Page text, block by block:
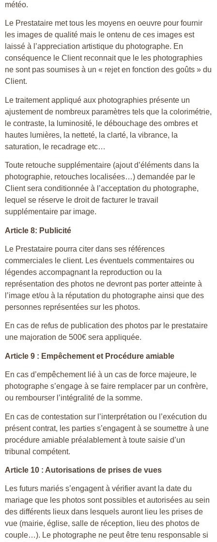
météo.
Le Prestataire met tous les moyens en oeuvre pour fournir
les images de qualité mais le ontenu de ces images est
laissé à l’appreciation artistique du photographe. En
conséquence le Client reconnait que le les photographies
ne sont pas soumises à un « rejet en fonction des goûts » du
Client.
Le traitement appliqué aux photographies présente un
ajustement de nombreux paramètres tels que la colorimétrie,
le contraste, la luminosité, le débouchage des ombres et
hautes lumières, la netteté, la clarté, la vibrance, la
saturation, le recadrage etc…
Toute retouche supplémentaire (ajout d’éléments dans la
photographie, retouches localisées…) demandée par le
Client sera conditionnée à l’acceptation du photographe,
lequel se réserve le droit de facturer le travail
supplémentaire par image.
Article 8: Publicité
Le Prestataire pourra citer dans ses références
commerciales le client. Les éventuels commentaires ou
légendes accompagnant la reproduction ou la
représentation des photos ne devront pas porter atteinte à
l’image et/ou à la réputation du photographe ainsi que des
personnes représentées sur les photos.
En cas de refus de publication des photos par le prestataire
une majoration de 500€ sera appliquée.
Article 9 : Empêchement et Procédure amiable
En cas d’empêchement lié à un cas de force majeure, le
photographe s’engage à se faire remplacer par un confrère,
ou rembourser l’intégralité de la somme.
En cas de contestation sur l’interprétation ou l’exécution du
présent contrat, les parties s’engagent à se soumettre à une
procédure amiable préalablement à toute saisie d’un
tribunal compétent.
Article 10 : Autorisations de prises de vues
Les futurs mariés s’engagent à vérifier avant la date du
mariage que les photos sont possibles et autorisées au sein
des différents lieux dans lesquels auront lieu les prises de
vue (mairie, église, salle de réception, lieu des photos de
couple…). Le photographe ne peut être tenu responsable si